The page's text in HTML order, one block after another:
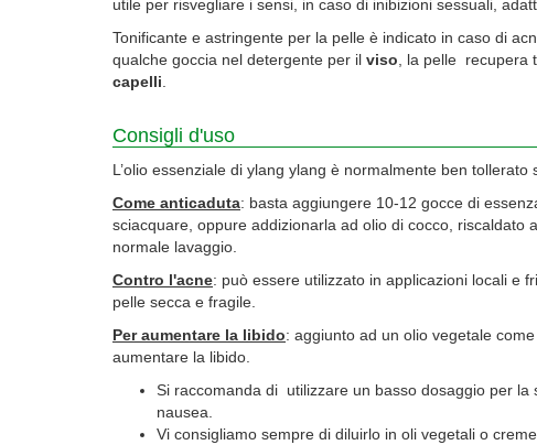
utile per risvegliare i sensi, in caso di inibizioni sessuali,
Tonificante e astringente per la pelle è indicato in caso di
qualche goccia nel detergente per il viso , la pelle recupera
capelli
Consigli d'uso
L’olio essenziale di ylang ylang è normalmente ben tollerato
Come anticaduta: basta aggiungere 10-12 gocce di
sciacquare, oppure addizionarla ad olio di cocco,
normale lavaggio.
Contro l'acne: può essere utilizzato in applicazioni locali e
pelle secca e fragile.
Per aumentare la libido: aggiunto ad un olio vegetale
aumentare la libido.
Si raccomanda di utilizzare un basso dosaggio per
nausea.
Vi consigliamo sempre di diluirlo in oli vegetali o